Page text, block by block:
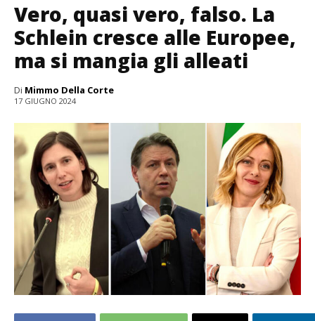
Vero, quasi vero, falso. La
Schlein cresce alle Europee,
ma si mangia gli alleati
Di Mimmo Della Corte
17 GIUGNO 2024